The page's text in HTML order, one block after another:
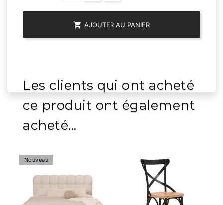
 AJOUTER AU PANIER
Les clients qui ont acheté
ce produit ont également
acheté...
Nouveau